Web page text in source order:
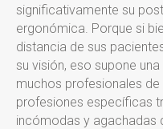
significativamente su
ergonómica. Porque si
distancia de sus
su visión, eso supone
muchos profesionales
profesiones específicas
incómodas y agachadas